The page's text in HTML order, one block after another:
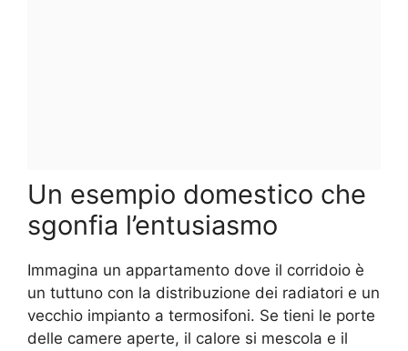
Un esempio domestico che
sgonfia l’entusiasmo
Immagina un appartamento dove il corridoio è
un tuttuno con la distribuzione dei radiatori e un
vecchio impianto a termosifoni. Se tieni le porte
delle camere aperte, il calore si mescola e il